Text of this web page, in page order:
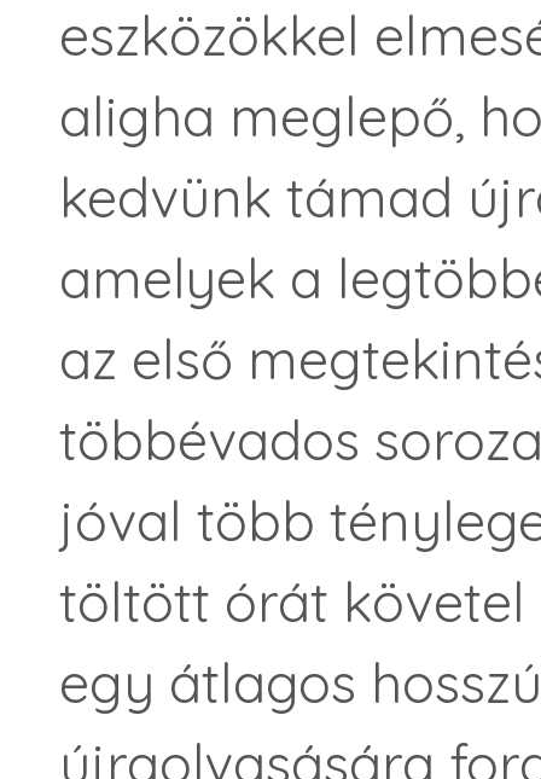
eszközökkel
aligha meglepő,
kedvünk támad
amelyek a
az első
többévados
jóval több
töltött órát
egy átlagos
újraolvasására